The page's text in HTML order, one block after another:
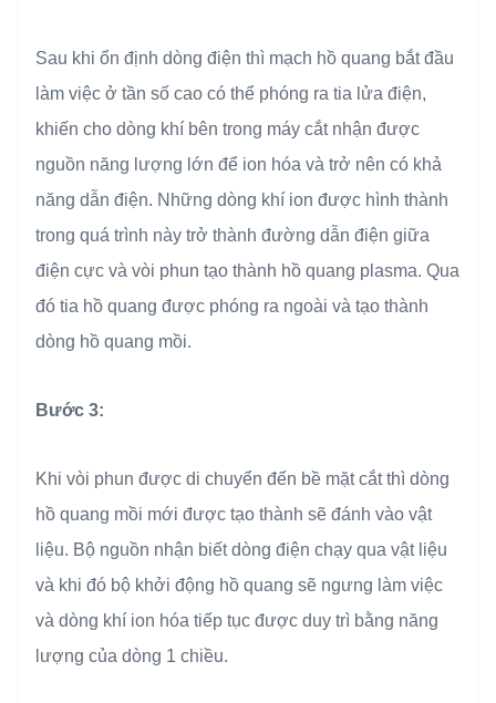
Sau khi ổn định dòng điện thì mạch hồ quang bắt đầu
làm việc ở tần số cao có thể phóng ra tia lửa điện,
khiến cho dòng khí bên trong máy cắt nhận được
nguồn năng lượng lớn để ion hóa và trở nên có khả
năng dẫn điện. Những dòng khí ion được hình thành
trong quá trình này trở thành đường dẫn điện giữa
điện cực và vòi phun tạo thành hồ quang plasma. Qua
đó tia hồ quang được phóng ra ngoài và tạo thành
dòng hồ quang mồi.
Bước 3:
Khi vòi phun được di chuyển đến bề mặt cắt thì dòng
hồ quang mồi mới được tạo thành sẽ đánh vào vật
liệu. Bộ nguồn nhận biết dòng điện chạy qua vật liệu
và khi đó bộ khởi động hồ quang sẽ ngưng làm việc
và dòng khí ion hóa tiếp tục được duy trì bằng năng
lượng của dòng 1 chiều.